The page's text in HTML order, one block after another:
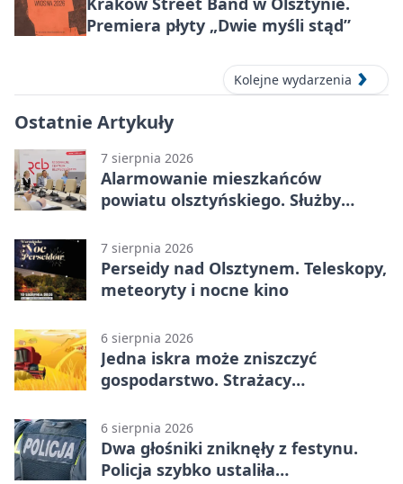
Premiera płyty „Dwie myśli stąd”
Kolejne wydarzenia
Ostatnie Artykuły
7 sierpnia 2026
Alarmowanie mieszkańców
powiatu olsztyńskiego. Służby
7 sierpnia 2026
Perseidy nad Olsztynem. Teleskopy,
meteoryty i nocne kino
6 sierpnia 2026
Jedna iskra może zniszczyć
gospodarstwo. Strażacy
6 sierpnia 2026
Dwa głośniki zniknęły z festynu.
Policja szybko ustaliła